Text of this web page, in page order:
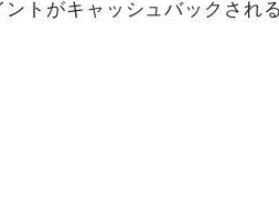
ト横断検索して、ポイント
は毎朝自動的に最新のもの